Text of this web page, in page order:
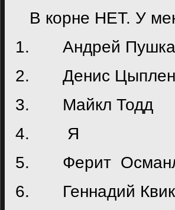
В корне НЕТ. У
1. Андрей
2. Денис
3. Майкл Тодд
4. Я
5. Ферит
6. Геннадий